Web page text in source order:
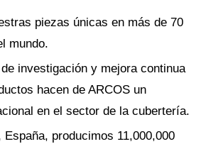
piezas únicas en más de 70
mundo.
investigación y mejora continua
hacen de ARCOS un
en el sector de la cubertería.
España, producimos 11,000,000